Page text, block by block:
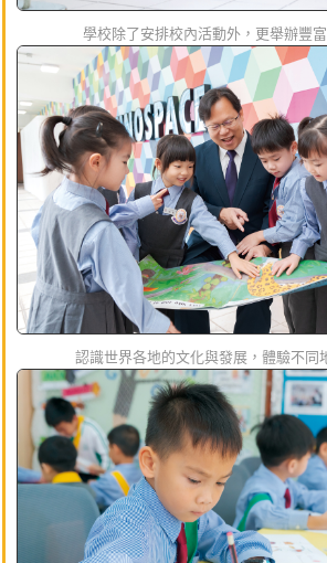
學校除了安排校內活動外，更舉辦豐
認識世界各地的文化與發展，體驗不同